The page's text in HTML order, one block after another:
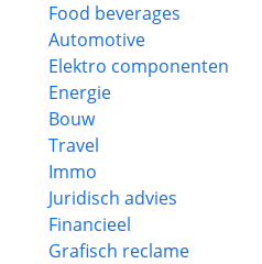
Food beverages
Automotive
Elektro componenten
Energie
Bouw
Travel
Immo
Juridisch advies
Financieel
Grafisch reclame